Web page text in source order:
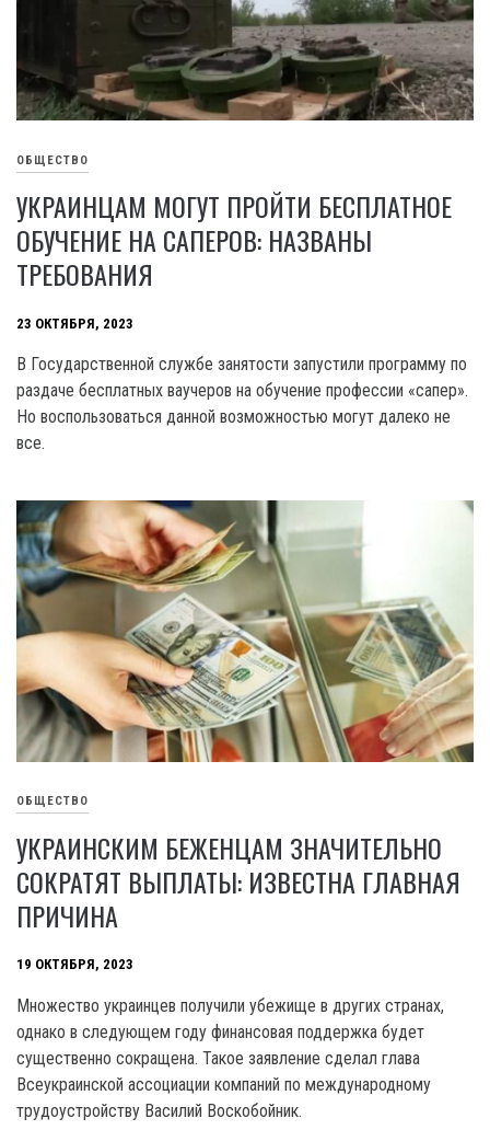
ОБЩЕСТВО
УКРАИНЦАМ МОГУТ ПРОЙТИ БЕСПЛАТНОЕ
ОБУЧЕНИЕ НА САПЕРОВ: НАЗВАНЫ
ТРЕБОВАНИЯ
23 ОКТЯБРЯ, 2023
В Государственной службе занятости запустили программу по
раздаче бесплатных ваучеров на обучение профессии «сапер».
Но воспользоваться данной возможностью могут далеко не
все.
ОБЩЕСТВО
УКРАИНСКИМ БЕЖЕНЦАМ ЗНАЧИТЕЛЬНО
СОКРАТЯТ ВЫПЛАТЫ: ИЗВЕСТНА ГЛАВНАЯ
ПРИЧИНА
19 ОКТЯБРЯ, 2023
Множество украинцев получили убежище в других странах,
однако в следующем году финансовая поддержка будет
существенно сокращена. Такое заявление сделал глава
Всеукраинской ассоциации компаний по международному
трудоустройству Василий Воскобойник.